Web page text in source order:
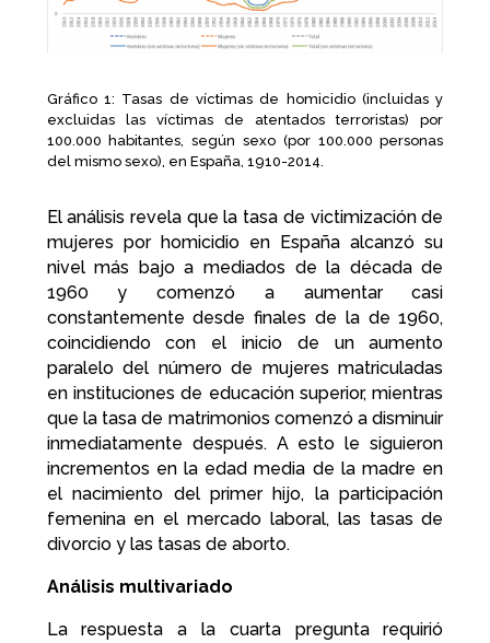
Gráfico 1: Tasas de víctimas de homicidio (incluidas y
excluidas las víctimas de atentados terroristas) por
100.000 habitantes, según sexo (por 100.000 personas
del mismo sexo), en España, 1910-2014.
El análisis revela que la tasa de victimización de
mujeres por homicidio en España alcanzó su
nivel más bajo a mediados de la década de
1960 y comenzó a aumentar casi
constantemente desde finales de la de 1960,
coincidiendo con el inicio de un aumento
paralelo del número de mujeres matriculadas
en instituciones de educación superior, mientras
que la tasa de matrimonios comenzó a disminuir
inmediatamente después. A esto le siguieron
incrementos en la edad media de la madre en
el nacimiento del primer hijo, la participación
femenina en el mercado laboral, las tasas de
divorcio y las tasas de aborto.
Análisis multivariado
La respuesta a la cuarta pregunta requirió